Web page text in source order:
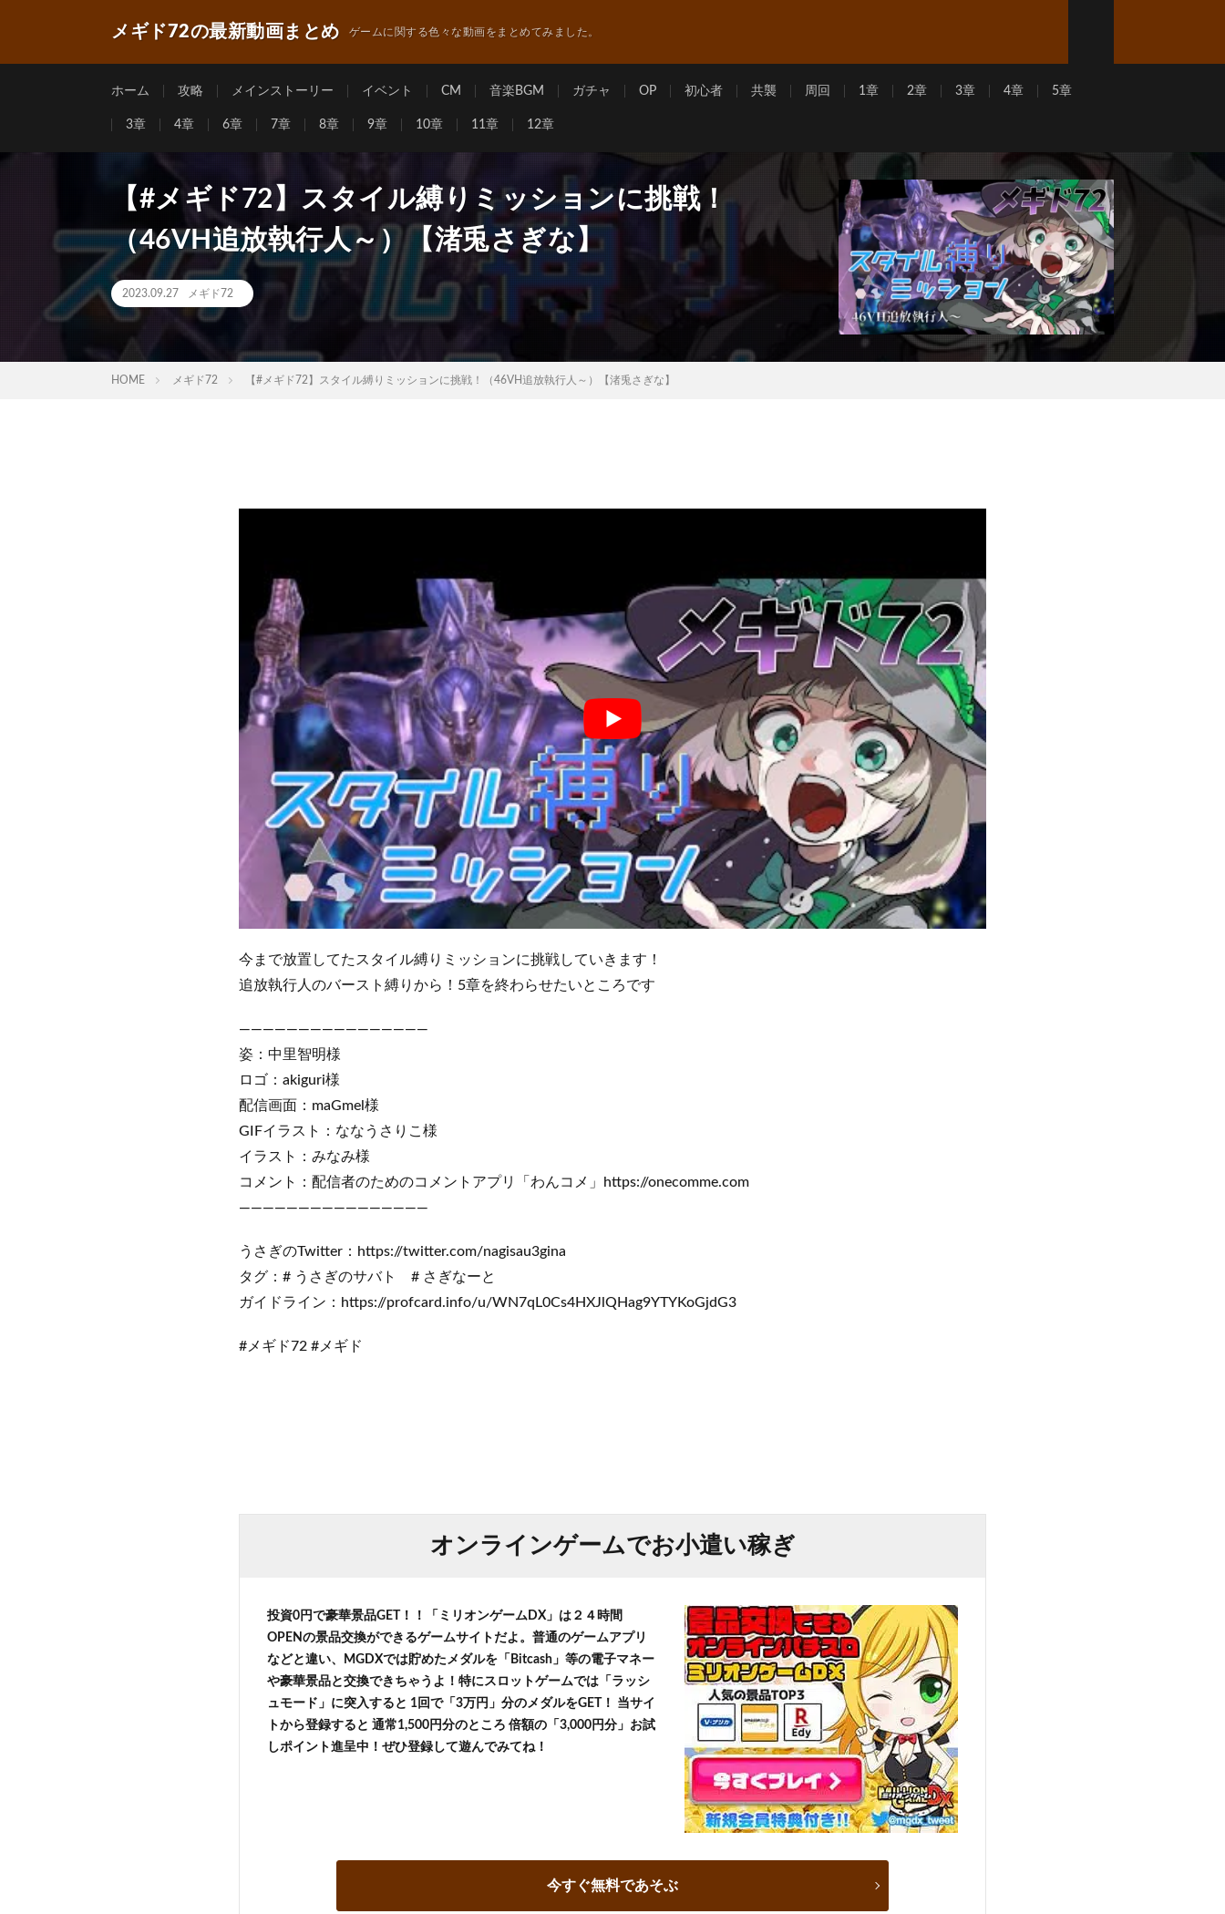
メギド72の最新動画まとめ ゲームに関する色々な動画をまとめてみました。
ホーム 攻略 メインストーリー イベント CM 音楽BGM ガチャ OP 初心者 共襲 周回 1章 2章 3章 4章 5章
3章 4章 6章 7章 8章 9章 10章 11章 12章
【#メギド72】スタイル縛りミッションに挑戦！
（46VH追放執行人～）【渚兎さぎな】
2023.09.27 メギド72
HOME メギド72 【#メギド72】スタイル縛りミッションに挑戦！（46VH追放執行人～）【渚兎さぎな】
今まで放置してたスタイル縛りミッションに挑戦していきます！
追放執行人のバースト縛りから！5章を終わらせたいところです
――――――――――――――――
姿：中里智明様
ロゴ：akiguri様
配信画面：maGmel様
GIFイラスト：ななうさりこ様
イラスト：みなみ様
コメント：配信者のためのコメントアプリ「わんコメ」https://onecomme.com
――――――――――――――――
うさぎのTwitter：https://twitter.com/nagisau3gina
タグ：# うさぎのサバト # さぎなーと
ガイドライン：https://profcard.info/u/WN7qL0Cs4HXJlQHag9YTYKoGjdG3
#メギド72 #メギド
オンラインゲームでお小遣い稼ぎ
投資0円で豪華景品GET！！「ミリオンゲームDX」は２４時間
OPENの景品交換ができるゲームサイトだよ。普通のゲームアプリ
などと違い、MGDXでは貯めたメダルを「Bitcash」等の電子マネー
や豪華景品と交換できちゃうよ！特にスロットゲームでは「ラッシ
ュモード」に突入すると 1回で「3万円」分のメダルをGET！ 当サイ
トから登録すると 通常1,500円分のところ 倍額の「3,000円分」お試
しポイント進呈中！ぜひ登録して遊んでみてね！
今すぐ無料であそぶ